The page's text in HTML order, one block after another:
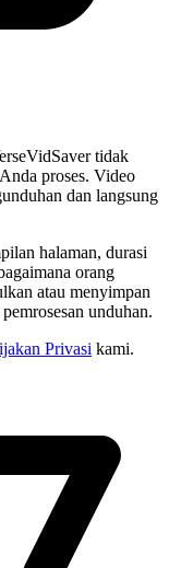
tidak
proses. Video
dan langsung
halaman, durasi
orang
atau menyimpan
unduhan.
Privasi kami.